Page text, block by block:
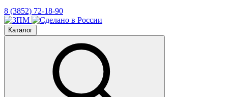
8 (3852) 72-18-90
Каталог